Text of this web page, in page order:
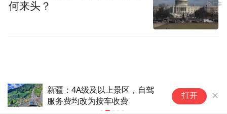
新疆：4A级及以上景区，自驾
服务费均改为按车收费
打开
何来头？